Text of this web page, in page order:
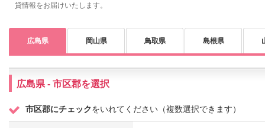
貸情報をお届けいたします。
広島県 岡山県 鳥取県 島根県
広島県 - 市区郡を選択
市区郡にチェックをいれてください（複数選択できます）